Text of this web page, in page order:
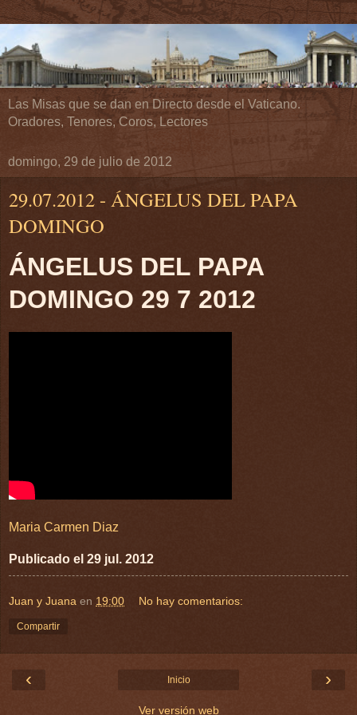
Las Misas que se dan en Directo desde el Vaticano.
Oradores, Tenores, Coros, Lectores
domingo, 29 de julio de 2012
29.07.2012 - ÁNGELUS DEL PAPA
DOMINGO
ÁNGELUS DEL PAPA
DOMINGO 29 7 2012
Maria Carmen Diaz
Publicado el 29 jul. 2012
Juan y Juana en 19:00 No hay comentarios:
Compartir
‹ ›
Inicio
Ver versión web